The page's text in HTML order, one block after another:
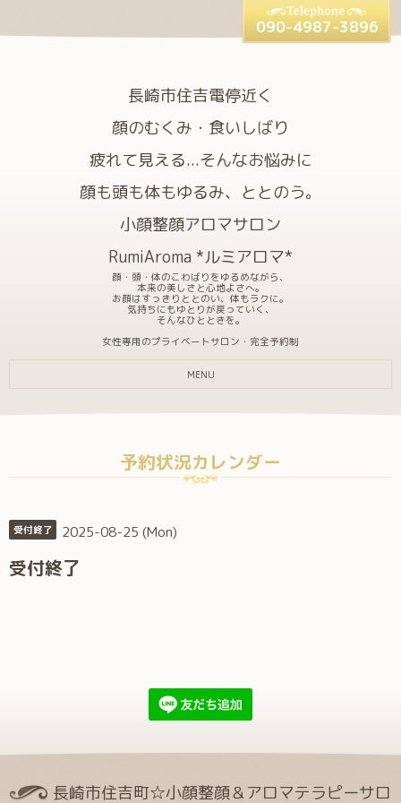
長崎市住吉電停近く
顔のむくみ・食いしばり
疲れて見える...そんなお悩みに
顔も頭も体もゆるみ、ととのう。
小顔整顔アロマサロン
RumiAroma *ルミアロマ*
顔・頭・体のこわばりをゆるめながら、
本来の美しさと心地よさへ。
お顔はすっきりととのい、体もラクに。
気持ちにもゆとりが戻っていく、
そんなひとときを。
女性専用のプライベートサロン・完全予約制
090-4987-3896
MENU
予約状況カレンダー
受付終了 2025-08-25 (Mon)
受付終了
長崎市住吉町☆小顔整顔＆アロマテラピーサロ